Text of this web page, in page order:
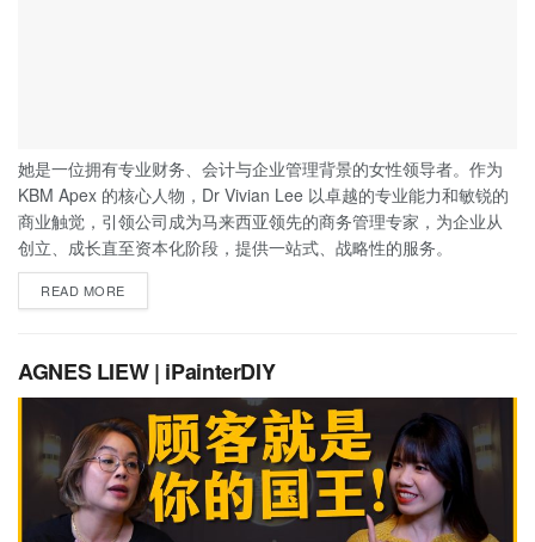
她是一位拥有专业财务、会计与企业管理背景的女性领导者。作为
KBM Apex 的核心人物，Dr Vivian Lee 以卓越的专业能力和敏锐的
商业触觉，引领公司成为马来西亚领先的商务管理专家，为企业从
创立、成长直至资本化阶段，提供一站式、战略性的服务。
READ MORE
AGNES LIEW | iPainterDIY